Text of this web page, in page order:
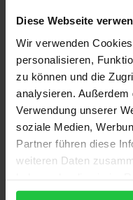
Diese Webseite
Wir verwenden
personalisieren,
zu können und die
analysieren.
Verwendung unserer
soziale Medien,
Partner führen diese
weiteren Daten
gesammelt haben.
„Ambiguität“ in die
wurde, sind auch
empirisch häufig
Erstaunlicherweise
unter Ambiguität
das Thema der
den Zusammenhang